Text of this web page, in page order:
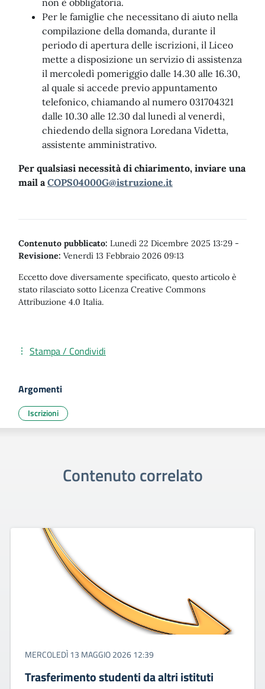
non è obbligatoria.
Per le famiglie che necessitano di aiuto nella
compilazione della domanda, durante il
periodo di apertura delle iscrizioni, il Liceo
mette a disposizione un servizio di assistenza
il mercoledì pomeriggio dalle 14.30 alle 16.30,
al quale si accede previo appuntamento
telefonico, chiamando al numero 031704321
dalle 10.30 alle 12.30 dal lunedì al venerdì,
chiedendo della signora Loredana Videtta,
assistente amministrativo.
Per qualsiasi necessità di chiarimento, inviare una
mail a COPS04000G@istruzione.it
Contenuto pubblicato: Lunedì 22 Dicembre 2025 13:29 -
Revisione: Venerdì 13 Febbraio 2026 09:13
Eccetto dove diversamente specificato, questo articolo è
stato rilasciato sotto Licenza Creative Commons
Attribuzione 4.0 Italia.
Stampa / Condividi
Argomenti
Iscrizioni
Contenuto correlato
MERCOLEDÌ 13 MAGGIO 2026 12:39
Trasferimento studenti da altri istituti